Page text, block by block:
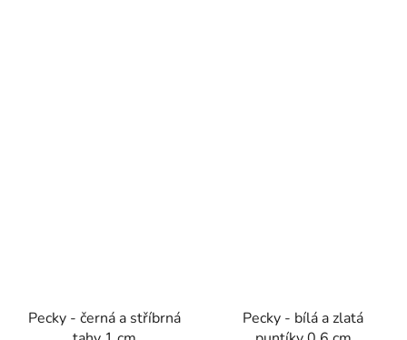
Pecky - černá a stříbrná
Pecky - bílá a zlatá